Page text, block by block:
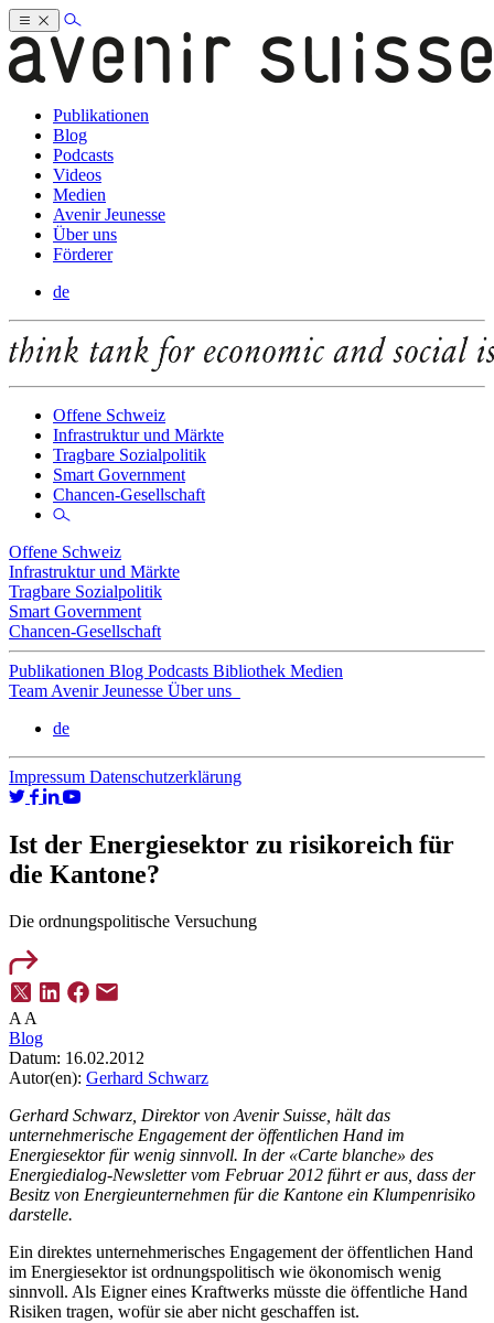
Publikationen
Blog
Podcasts
Videos
Medien
Avenir Jeunesse
Über uns
Förderer
de
Offene Schweiz
Infrastruktur und Märkte
Tragbare Sozialpolitik
Smart Government
Chancen-Gesellschaft
Offene Schweiz
Infrastruktur und Märkte
Tragbare Sozialpolitik
Smart Government
Chancen-Gesellschaft
Publikationen Blog Podcasts Bibliothek Medien
Team Avenir Jeunesse Über uns
de
Impressum Datenschutzerklärung
Ist der Energiesektor zu risikoreich für
die Kantone?
Die ordnungspolitische Versuchung
A A
Blog
Datum: 16.02.2012
Autor(en): Gerhard Schwarz
Gerhard Schwarz, Direktor von Avenir Suisse, hält das
unternehmerische Engagement der öffentlichen Hand im
Energiesektor für wenig sinnvoll. In der «Carte blanche» des
Energiedialog-Newsletter vom Februar 2012 führt er aus, dass der
Besitz von Energieunternehmen für die Kantone ein Klumpenrisiko
darstelle.
Ein direktes unternehmerisches Engagement der öffentlichen Hand
im Energiesektor ist ordnungspolitisch wie ökonomisch wenig
sinnvoll. Als Eigner eines Kraftwerks müsste die öffentliche Hand
Risiken tragen, wofür sie aber nicht geschaffen ist.